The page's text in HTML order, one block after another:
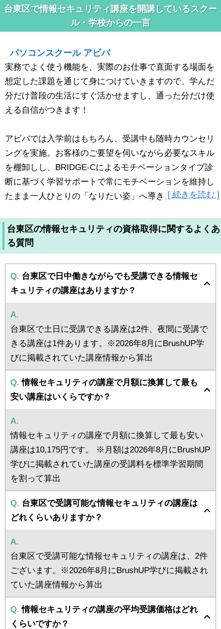
台東区で情報セキュリティ講座を開講しているスクー
ル・学校からの一言
パソコンスクール アビバ
実務でよく使う機能を、実際のお仕事で直面する場面を
想定した課題を通じて身につけていきますので、学んだ
分だけ普段の生活にすぐ活かせますし、通った分だけ使
える自信がつきます！
アビバでは入学前はもちろん、受講中も随時カウンセリ
ングを実施。お客様のご要望を伺いながら必要なスキル
を棚卸しし、BRIDGE-Cによるモチベーションタイプ診
断に基づく学習サポートで常にモチベーションを維持し
たまま一人ひとりの「なりたい姿」へ導きます！[ 続きを読む ]
台東区の情報セキュリティの資格取得に関するよくあ
る質問
Q. 台東区で日中働きながらでも受講できる情報セ
キュリティの講座はありますか？
A.
台東区で土日に受講できる講座は2件、夜間に受講で
きる講座は1件あります。※2026年8月にBrushUP学
びに掲載されていた講座情報から算出
Q. 情報セキュリティの講座で月額に換算して最も
安い講座はいくらですか？
A.
情報セキュリティの講座で月額に換算して最も安い
講座は10,175円です。 ※月額は2026年8月にBrushUP
学びに掲載されていた講座の受講料を標準学習期間
を割って算出
Q. 台東区で受講可能な情報セキュリティの講座は
どれくらいありますか？
A.
台東区で受講可能な情報セキュリティの講座は、2件
ございます。※2026年8月にBrushUP学びに掲載され
ていた講座情報から算出
Q. 情報セキュリティの講座の平均受講価格はどれ
くらいですか？